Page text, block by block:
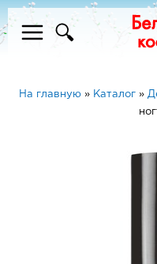
На главную» Каталог»